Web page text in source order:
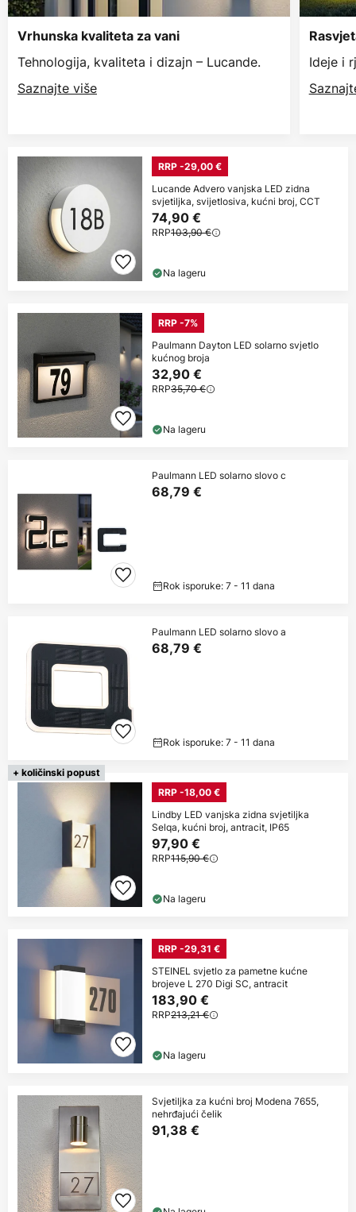
Vrhunska kvaliteta za vani
Tehnologija, kvaliteta i dizajn – Lucande.
Saznajte više
Ideje i
RRP -29,00 €
Lucande Advero vanjska LED zidna
svjetiljka, svijetlosiva, kućni broj, CCT
74,90 €
RRP103,90 €
Na lageru
RRP -7%
Paulmann Dayton LED solarno svjetlo
kućnog broja
32,90 €
RRP35,70 €
Na lageru
Paulmann LED solarno slovo c
68,79 €
Rok isporuke: 7 - 11 dana
Paulmann LED solarno slovo a
68,79 €
Rok isporuke: 7 - 11 dana
+ količinski popust
RRP -18,00 €
Lindby LED vanjska zidna svjetiljka
Selqa, kućni broj, antracit, IP65
97,90 €
RRP115,90 €
Na lageru
RRP -29,31 €
STEINEL svjetlo za pametne kućne
brojeve L 270 Digi SC, antracit
183,90 €
RRP213,21 €
Na lageru
Svjetiljka za kućni broj Modena 7655,
nehrđajući čelik
91,38 €